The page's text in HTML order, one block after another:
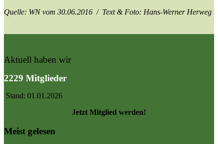
Quelle: WN vom 30.06.2016 / Text & Foto: Hans-Werner Herweg
Aktuell haben wir
2229 Mitglieder
Stand: 01.01.2026
Jetzt Mitglied werden!
Meist gelesen